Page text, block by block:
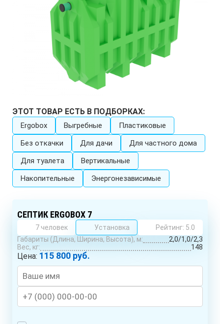
ЭТОТ ТОВАР ЕСТЬ В ПОДБОРКАХ:
Ergobox Выгребные
Пластиковые
Без откачки
Для дачи
Для частного дома
Для туалета
Вертикальные
Накопительные
Энергонезависимые
СЕПТИК ERGOBOX 7
7 человек Установка
Рейтинг: 5.0
Габариты (Длина, Ширина, Высота), м:
2,0/1,0/2,3
Вес, кг:
148
Цена: 115 800 руб.